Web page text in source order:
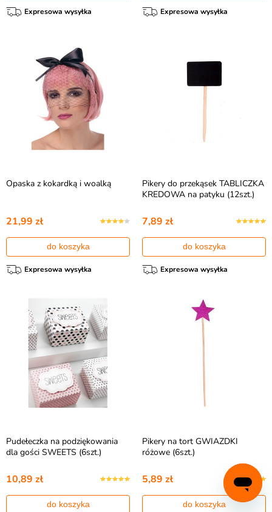
Expresowa wysyłka Expresowa wysyłka
Opaska z kokardką i woalką
21,99 zł
do koszyka
Expresowa wysyłka
Pikery do przekąsek TABLICZKA
KREDOWA na patyku (12szt.)
7,89 zł
do koszyka
Expresowa wysyłka
Pudełeczka na podziękowania
dla gości SWEETS (6szt.)
10,89 zł
do koszyka
Pikery na tort GWIAZDKI
różowe (6szt.)
5,89 zł
do koszyka